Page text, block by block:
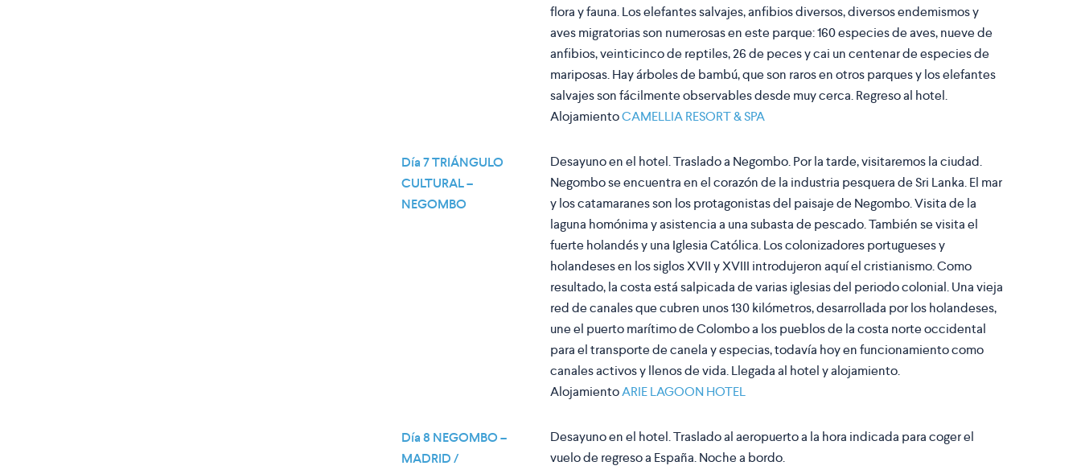
flora y fauna. Los elefantes salvajes, anfibios diversos, diversos endemismos y
aves migratorias son numerosas en este parque: 160 especies de aves, nueve de
anfibios, veinticinco de reptiles, 26 de peces y cai un centenar de especies de
mariposas. Hay árboles de bambú, que son raros en otros parques y los elefantes
salvajes son fácilmente observables desde muy cerca. Regreso al hotel.
AlojamientoCAMELLIA RESORT & SPA
Día 7 TRIÁNGULO
CULTURAL –
NEGOMBO
Desayuno en el hotel. Traslado a Negombo. Por la tarde, visitaremos la ciudad.
Negombo se encuentra en el corazón de la industria pesquera de Sri Lanka. El mar
y los catamaranes son los protagonistas del paisaje de Negombo. Visita de la
laguna homónima y asistencia a una subasta de pescado. También se visita el
fuerte holandés y una Iglesia Católica. Los colonizadores portugueses y
holandeses en los siglos XVII y XVIII introdujeron aquí el cristianismo. Como
resultado, la costa está salpicada de varias iglesias del periodo colonial. Una vieja
red de canales que cubren unos 130 kilómetros, desarrollada por los holandeses,
une el puerto marítimo de Colombo a los pueblos de la costa norte occidental
para el transporte de canela y especias, todavía hoy en funcionamiento como
canales activos y llenos de vida. Llegada al hotel y alojamiento.
AlojamientoARIE LAGOON HOTEL
Día 8 NEGOMBO –
MADRID /
Desayuno en el hotel. Traslado al aeropuerto a la hora indicada para coger el
vuelo de regreso a España. Noche a bordo.